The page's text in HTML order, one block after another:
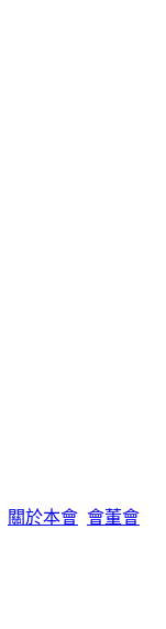
關於本會 會董會